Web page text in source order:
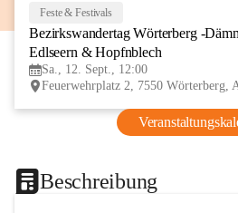
Feste & Festivals
Bezirkswandertag Wörterberg -
Edlseern & Hopfnblech
Sa., 12. Sept., 12:00
Feuerwehrplatz 2, 7550 Wörterberg,
Beschreibung